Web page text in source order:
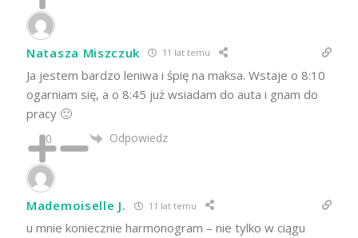
Natasza Miszczuk 11 lat temu
Ja jestem bardzo leniwa i śpię na maksa. Wstaje o 8:10
ogarniam się, a o 8:45 już wsiadam do auta i gnam do
pracy 🙂
0 Odpowiedz
Mademoiselle J. 11 lat temu
u mnie koniecznie harmonogram – nie tylko w ciągu